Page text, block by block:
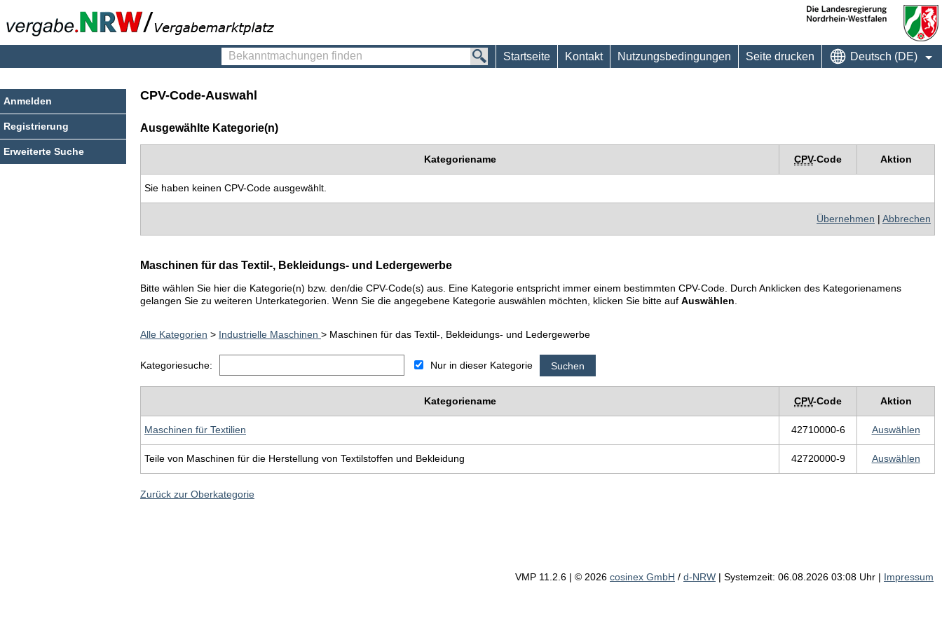
Bekanntmachungen
Startseite Kontakt Nutzungsbedingungen Seite drucken Deutsch (DE)
Anmelden
Registrierung
Erweiterte Suche
CPV-Code-Auswahl
Ausgewählte Kategorie(n)
Kategoriename CPV-Code Aktion
Sie haben keinen CPV-Code ausgewählt.
Übernehmen | Abbrechen
Maschinen für das Textil-, Bekleidungs- und Ledergewerbe
Bitte wählen Sie hier die Kategorie(n) bzw. den/die CPV-Code(s) aus. Eine Kategorie entspricht immer einem bestimmten CPV-Code. Durch Anklicken des Kategorienamens
gelangen Sie zu weiteren Unterkategorien. Wenn Sie die angegebene Kategorie auswählen möchten, klicken Sie bitte auf Auswählen
Alle Kategorien > Industrielle Maschinen > Maschinen für das Textil-, Bekleidungs- und Ledergewerbe
Kategoriesuche: Nur in dieser Kategorie
Kategoriename CPV-Code Aktion
Maschinen für Textilien 42710000-6 Auswählen
Teile von Maschinen für die Herstellung von Textilstoffen und Bekleidung 42720000-9 Auswählen
Zurück zur Oberkategorie
VMP 11.2.6 | © 2026 cosinex GmbH / d-NRW | Systemzeit: 06.08.2026 03:08 Uhr | Impressum